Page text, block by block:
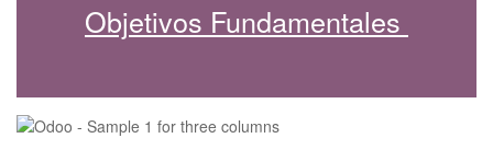
Objetivos Fundamentales